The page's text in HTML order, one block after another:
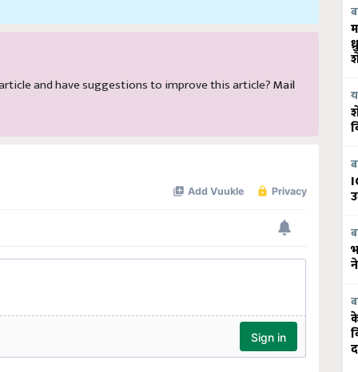
and have suggestions to improve this article?Mail